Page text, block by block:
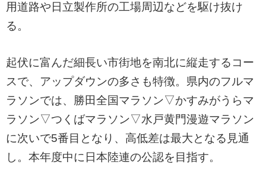
用道路や日立製作所の工場周辺などを駆け抜け
る。
起伏に富んだ細長い市街地を南北に縦走するコー
スで、アップダウンの多さも特徴。県内のフルマ
ラソンでは、勝田全国マラソン▽かすみがうらマ
ラソン▽つくばマラソン▽水戸黄門漫遊マラソン
に次いで5番目となり、高低差は最大となる見通
し。本年度中に日本陸連の公認を目指す。